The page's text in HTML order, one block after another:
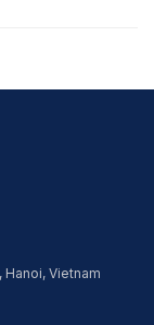
Hanoi, Vietnam